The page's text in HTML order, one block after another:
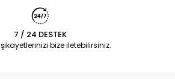
7 / 24 DESTEK
bize iletebilirsiniz.